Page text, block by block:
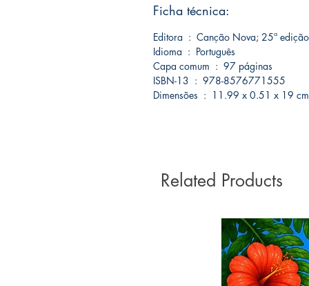
Ficha técnica:
Editora ‏ : ‎ Canção Nova; 25ª
Idioma ‏ : ‎ Português
Capa comum ‏ : ‎ 97 páginas
ISBN-13 ‏ : ‎ 978-8576771555
Dimensões ‏ : ‎ 11.99 x 0.51 x 19 cm
Related Products